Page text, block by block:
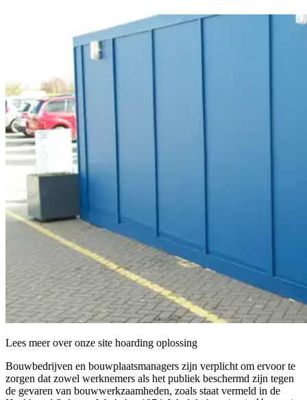
Lees meer over onze site hoarding oplossing
Bouwbedrijven en bouwplaatsmanagers zijn verplicht om ervoor te
zorgen dat zowel werknemers als het publiek beschermd zijn tegen
de gevaren van bouwwerkzaamheden, zoals staat vermeld in de